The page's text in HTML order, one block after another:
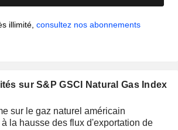
illimité, consultez nos abonnements
sur S&P GSCI Natural Gas Index
sur le gaz naturel américain
la hausse des flux d'exportation de